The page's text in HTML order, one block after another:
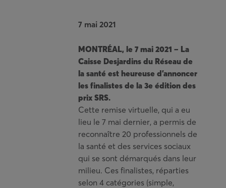
7 mai 2021
MONTRÉAL, le 7 mai 2021 – La
Caisse Desjardins du Réseau de
la santé est heureuse d’annoncer
les finalistes de la 3e édition des
prix SRS.
Cette remise virtuelle, qui a eu
lieu le 7 mai dernier, a permis de
reconnaître 20 professionnels de
la santé et des services sociaux
qui se sont démarqués dans leur
milieu. Ces finalistes, réparties
selon 4 catégories (simple,